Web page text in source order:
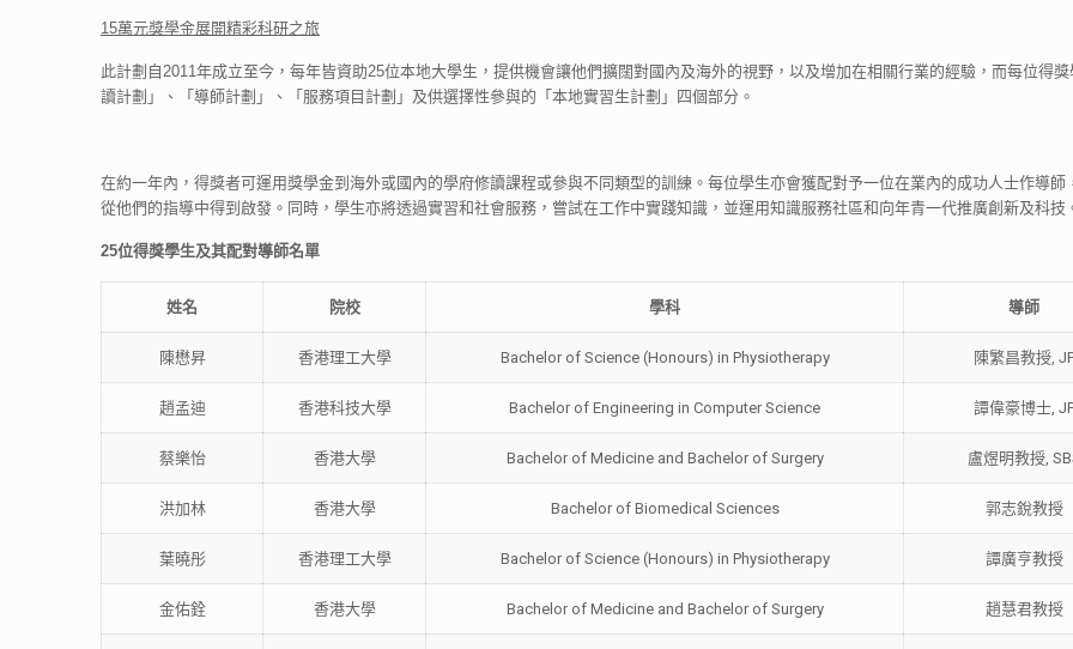
15萬元獎學金展開精彩科研之旅
此計劃自2011年成立至今，每年皆資助25位本地大學生，提供機會讓他們擴闊對國內及海外的視野，以及增加在相關行業的經驗，而每位得
讀計劃」、「導師計劃」、「服務項目計劃」及供選擇性參與的「本地實習生計劃」四個部分。
在約一年內，得獎者可運用獎學金到海外或國內的學府修讀課程或參與不同類型的訓練。每位學生亦會獲配對予一位在業內的成功人士作導
從他們的指導中得到啟發。同時，學生亦將透過實習和社會服務，嘗試在工作中實踐知識，並運用知識服務社區和向年青一代推廣創新及科技
25位得獎學生及其配對導師名單
姓名 院校 學科 導師
陳懋昇 香港理工大學 Bachelor of Science (Honours) in Physiotherapy 陳繁昌教授,
趙孟迪 香港科技大學 Bachelor of Engineering in Computer Science 譚偉豪博士,
蔡樂怡 香港大學 Bachelor of Medicine and Bachelor of Surgery 盧煜明教授,
洪加林 香港大學 Bachelor of Biomedical Sciences 郭志銳教授
葉曉彤 香港理工大學 Bachelor of Science (Honours) in Physiotherapy 譚廣亨教授
金佑銓 香港大學 Bachelor of Medicine and Bachelor of Surgery 趙慧君教授